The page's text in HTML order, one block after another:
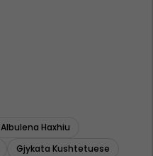
Albulena Haxhiu
Gjykata Kushtetuese